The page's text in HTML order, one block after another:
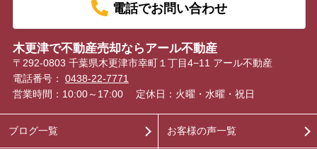
電話でお問い合わせ
木更津で不動産売却ならアール不動産
〒292-0803 千葉県木更津市幸町１丁目4−11 アール不動産
電話番号： 0438-22-7771
営業時間：10:00～17:00
定休日：火曜・水曜・祝日
ブログ一覧 お客様の声一覧